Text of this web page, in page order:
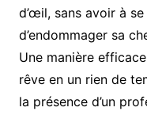
d’œil, sans avoir à
d’endommager sa
Une manière
rêve en un rien de
la présence d’un